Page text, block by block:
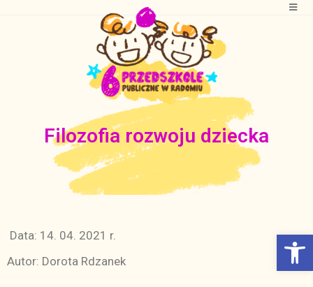
Otwórz Pasek narzędzi
Filozofia rozwoju dziecka
Data: 14. 04. 2021 r.
Autor: Dorota Rdzanek